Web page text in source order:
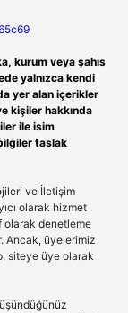
kurum veya şahıs
yalnızca kendi
yer alan içerikler
kişiler hakkında
ile isim
taslak
ve İletişim
olarak hizmet
olarak denetleme
Ancak, üyelerimiz
siteye üye olarak